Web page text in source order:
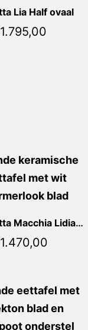
Lia Half ovaal
Calacatta Macchia Lidia Rond